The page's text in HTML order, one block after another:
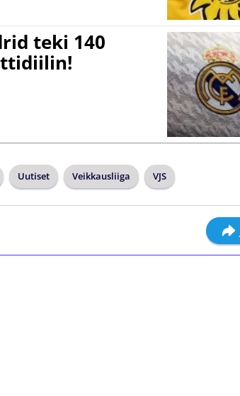
teki 140
Uutiset Veikkausliiga VJS